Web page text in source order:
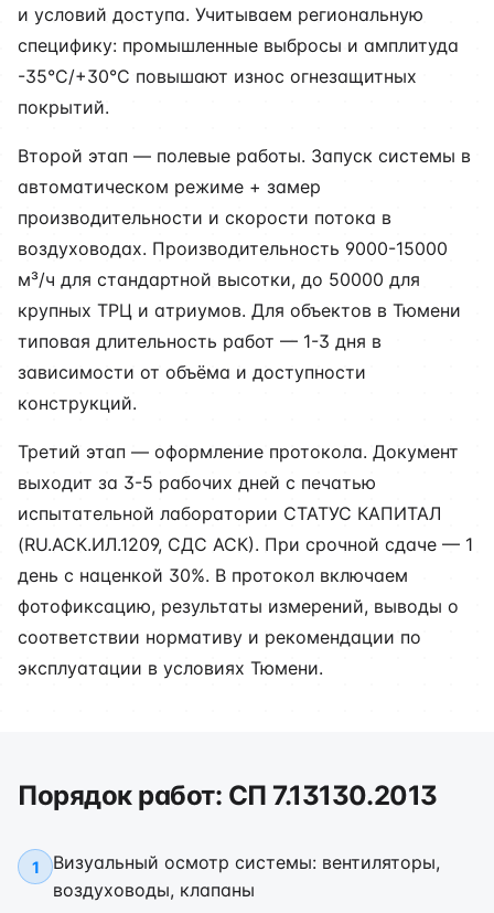
и условий доступа. Учитываем региональную
специфику: промышленные выбросы и амплитуда
-35°C/+30°C повышают износ огнезащитных
покрытий.
Второй этап — полевые работы. Запуск системы в
автоматическом режиме + замер
производительности и скорости потока в
воздуховодах. Производительность 9000-15000
м³/ч для стандартной высотки, до 50000 для
крупных ТРЦ и атриумов. Для объектов в Тюмени
типовая длительность работ — 1-3 дня в
зависимости от объёма и доступности
конструкций.
Третий этап — оформление протокола. Документ
выходит за 3-5 рабочих дней с печатью
испытательной лаборатории СТАТУС КАПИТАЛ
(RU.АСК.ИЛ.1209, СДС АСК). При срочной сдаче — 1
день с наценкой 30%. В протокол включаем
фотофиксацию, результаты измерений, выводы о
соответствии нормативу и рекомендации по
эксплуатации в условиях Тюмени.
Порядок работ: СП 7.13130.2013
1
Визуальный осмотр системы: вентиляторы,
воздуховоды, клапаны